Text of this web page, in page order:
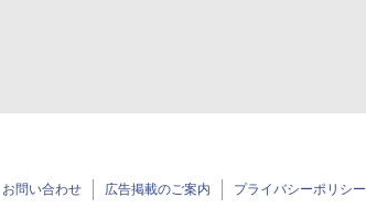
お問い合わせ 広告掲載のご案内 プライバシーポリシー